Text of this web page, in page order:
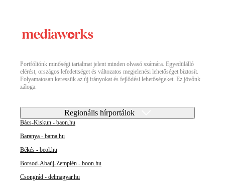
Portfóliónk minőségi tartalmat jelent minden olvasó számára. Egyedülálló
elérést, országos lefedettséget és változatos megjelenési lehetőséget biztosít.
Folyamatosan keressük az új irányokat és fejlődési lehetőségeket. Ez jövőnk
záloga.
Regionális hírportálok
Bács-Kiskun - baon.hu
Baranya - bama.hu
Békés - beol.hu
Borsod-Abaúj-Zemplén - boon.hu
Csongrád - delmagyar.hu